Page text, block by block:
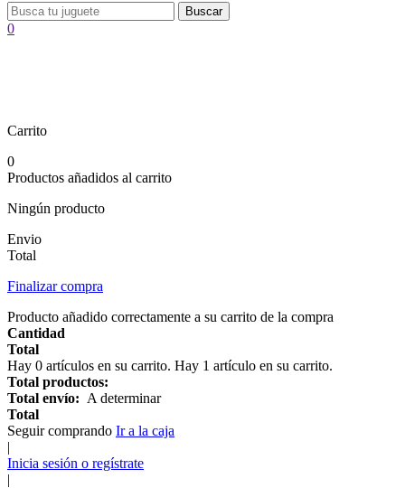
Buscar
0
Carrito
0
Productos añadidos al carrito
Ningún producto
Envio
Total
Finalizar compra
Producto añadido correctamente a su carrito de la compra
Cantidad
Total
Hay 0 artículos en su carrito. Hay 1 artículo en su carrito.
Total productos:
Total envío: A determinar
Total
Seguir comprando Ir a la caja
|
Inicia sesión o regístrate
|